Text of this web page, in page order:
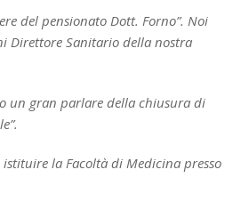
del pensionato Dott. Forno”. Noi
Direttore Sanitario della nostra
un gran parlare della chiusura di
la Facoltà di Medicina presso